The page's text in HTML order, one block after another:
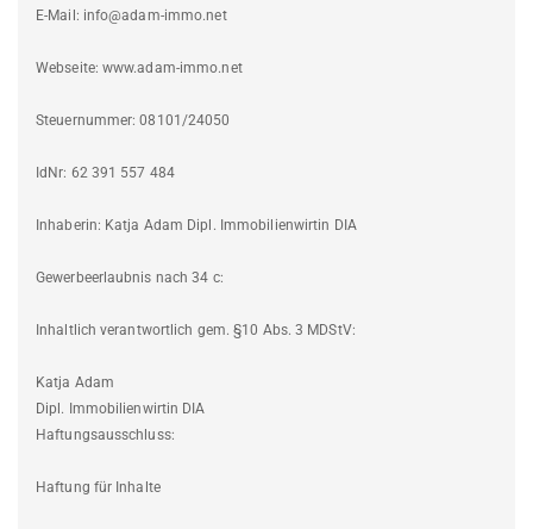
E-Mail: info@adam-immo.net
Webseite: www.adam-immo.net
Steuernummer: 08101/24050
IdNr: 62 391 557 484
Inhaberin: Katja Adam Dipl. Immobilienwirtin DIA
Gewerbeerlaubnis nach 34 c:
Inhaltlich verantwortlich gem. §10 Abs. 3 MDStV:
Katja Adam
Dipl. Immobilienwirtin DIA
Haftungsausschluss:
Haftung für Inhalte